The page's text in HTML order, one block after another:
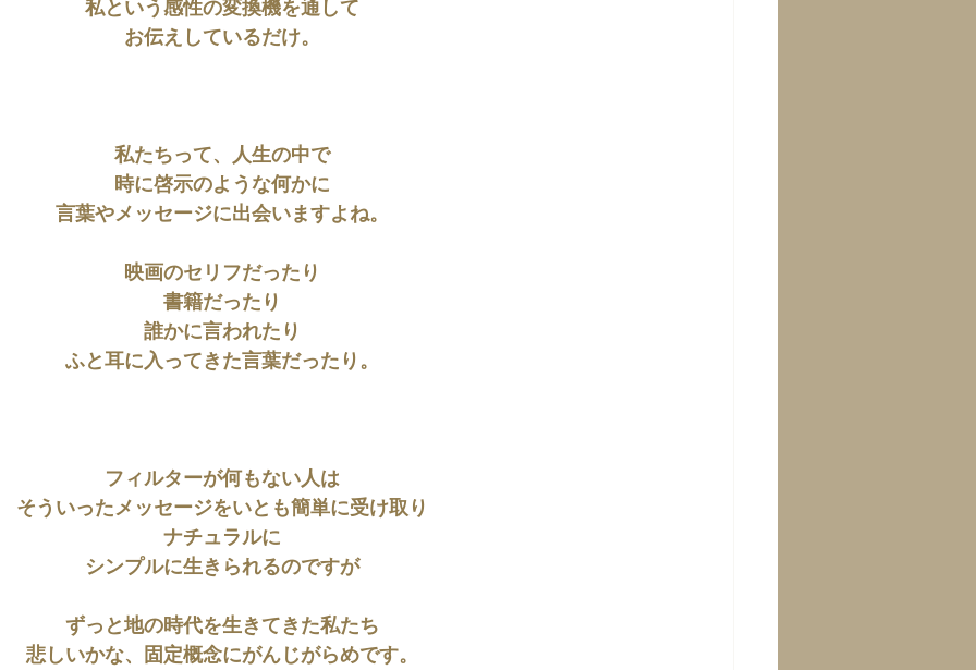
私という感性の変換機を通して
お伝えしているだけ。
私たちって、人生の中で
時に啓示のような何かに
言葉やメッセージに出会いますよね。
映画のセリフだったり
書籍だったり
誰かに言われたり
ふと耳に入ってきた言葉だったり。
フィルターが何もない人は
そういったメッセージをいとも簡単に受け取り
ナチュラルに
シンプルに生きられるのですが
ずっと地の時代を生きてきた私たち
悲しいかな、固定概念にがんじがらめです。